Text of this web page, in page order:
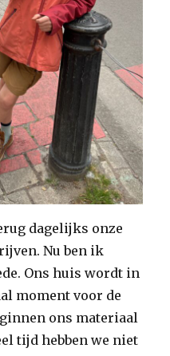
dagelijks onze
Nu ben ik
Ons huis wordt in
moment voor de
ons materiaal
tijd hebben we niet